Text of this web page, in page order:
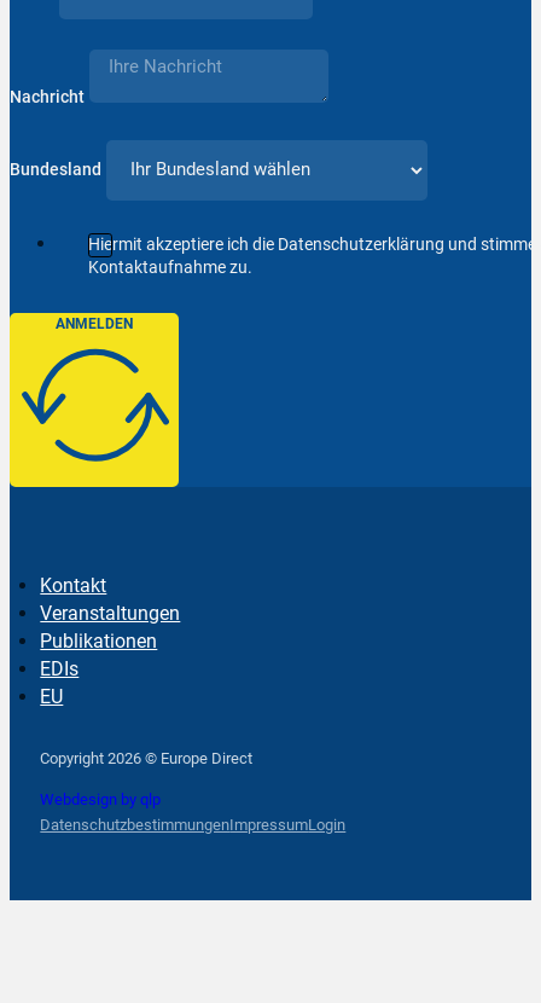
Nachricht
Bundesland
Hiermit akzeptiere ich die Datenschutzerklärung und
Kontaktaufnahme zu.
ANMELDEN
Kontakt
Veranstaltungen
Publikationen
EDIs
EU
Copyright 2026 © Europe Direct
Webdesign by qlp
DatenschutzbestimmungenImpressumLogin